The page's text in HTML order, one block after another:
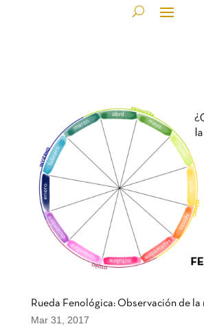
Rueda Fenológica: Observación de la
Mar 31, 2017